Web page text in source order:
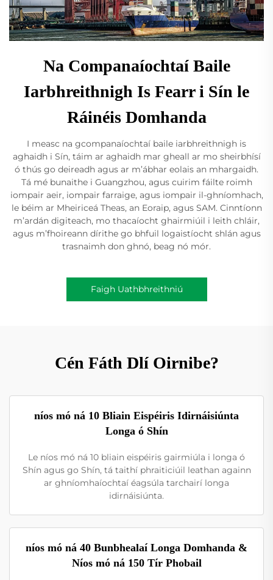
Na Companaíochtaí Baile
Iarbhreithnigh Is Fearr i Sín le
Ráinéis Domhanda
I measc na gcompanaíochtaí baile iarbhreithnigh is
aghaidh i Sín, táim ar aghaidh mar gheall ar mo sheirbhísí
ó thús go deireadh agus ar m’ábhar eolais an mhargaidh.
Tá mé bunaithe i Guangzhou, agus cuirim fáilte roimh
iompair aeir, iompair farraige, agus iompair il-ghníomhach,
le béim ar Mheiriceá Theas, an Eoraip, agus SAM. Cinntíonn
m’ardán digiteach, mo thacaíocht ghairmiúil i leith chláir,
agus m’fhoireann dírithe go bhfuil logaistíocht shlán agus
trasnaimh don ghnó, beag nó mór.
Faigh Uathbhreithniú
Cén Fáth Dlí Oirnibe?
níos mó ná 10 Bliain Eispéiris Idirnáisiúnta
Longa ó Shín
Le níos mó ná 10 bliain eispéiris gairmiúla i longa ó
Shín agus go Shín, tá taithí phraiticiúil leathan againn
ar ghníomhaíochtaí éagsúla tarchairí longa
idirnáisiúnta.
níos mó ná 40 Bunbhealaí Longa Domhanda &
Níos mó ná 150 Tír Phobail